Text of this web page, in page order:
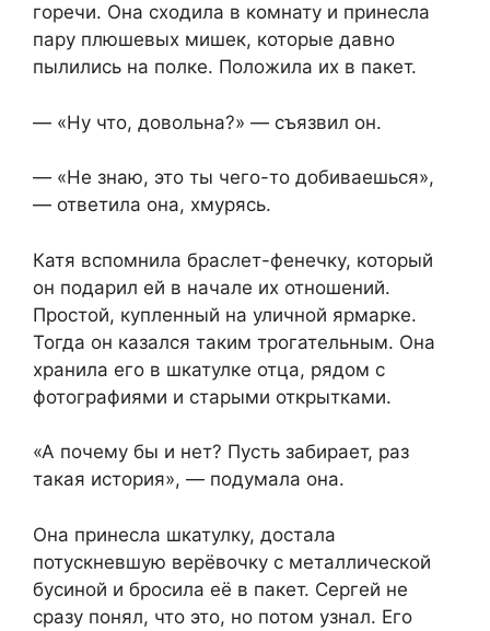
горечи. Она сходила в комнату и принесла
пару плюшевых мишек, которые давно
пылились на полке. Положила их в пакет.
— «Ну что, довольна?» — съязвил он.
— «Не знаю, это ты чего-то добиваешься»,
— ответила она, хмурясь.
Катя вспомнила браслет-фенечку, который
он подарил ей в начале их отношений.
Простой, купленный на уличной ярмарке.
Тогда он казался таким трогательным. Она
хранила его в шкатулке отца, рядом с
фотографиями и старыми открытками.
«А почему бы и нет? Пусть забирает, раз
такая история», — подумала она.
Она принесла шкатулку, достала
потускневшую верёвочку с металлической
бусиной и бросила её в пакет. Сергей не
сразу понял, что это, но потом узнал. Его